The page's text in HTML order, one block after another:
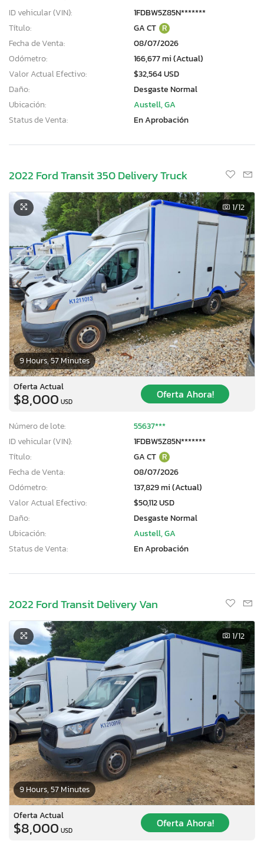
ID vehicular (VIN):
1FDBW5Z85N*******
Título:
GA CT R
Fecha de Venta:
08/07/2026
Odómetro:
166,677 mi (Actual)
Valor Actual Efectivo:
$32,564 USD
Daño:
Desgaste Normal
Ubicación:
Austell, GA
Status de Venta:
En Aprobación
2022 Ford Transit 350 Delivery Truck
9 Hours, 57 Minutes
1/12
Oferta Actual
$8,000 USD
Oferta Ahora!
Número de lote:
55637***
ID vehicular (VIN):
1FDBW5Z85N*******
Título:
GA CT R
Fecha de Venta:
08/07/2026
Odómetro:
137,829 mi (Actual)
Valor Actual Efectivo:
$50,112 USD
Daño:
Desgaste Normal
Ubicación:
Austell, GA
Status de Venta:
En Aprobación
2022 Ford Transit Delivery Van
9 Hours, 57 Minutes
1/12
Oferta Actual
$8,000 USD
Oferta Ahora!